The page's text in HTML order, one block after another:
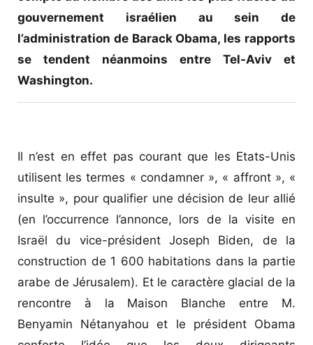
gouvernement israélien au sein de
l’administration de Barack Obama, les rapports
se tendent néanmoins entre Tel-Aviv et
Washington.
Il n’est en effet pas courant que les Etats-Unis
utilisent les termes « condamner », « affront », «
insulte », pour qualifier une décision de leur allié
(en l’occurrence l’annonce, lors de la visite en
Israël du vice-président Joseph Biden, de la
construction de 1 600 habitations dans la partie
arabe de Jérusalem). Et le caractère glacial de la
rencontre à la Maison Blanche entre M.
Benyamin Nétanyahou et le président Obama